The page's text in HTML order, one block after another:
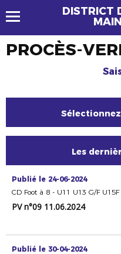
DISTRICT
PROCÈS-
Les
Publié le 24-06-2024
CD Foot à 8 - U11 U13 G/F U15F
PV n°09 11.06.2024
Publié le 30-04-2024